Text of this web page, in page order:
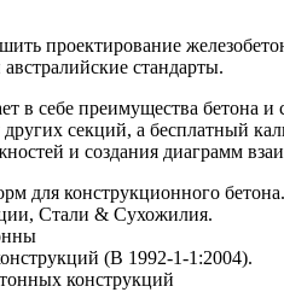
проектирование
стандарты.
в себе преимущества бетона
секций, а бесплатный
и создания диаграмм
для конструкционного бетона.
Стали & Сухожилия.
(В 1992-1-1:2004).
конструкций